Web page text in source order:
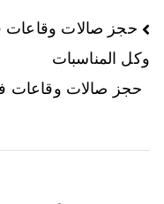
وكل المناسبات